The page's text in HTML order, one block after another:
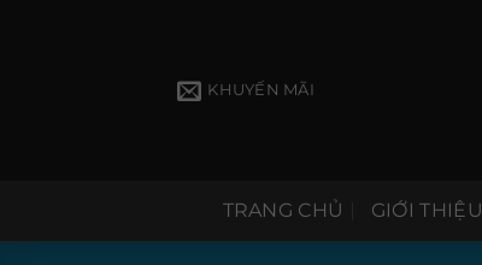
KHUYẾN MÃI
TRANG CHỦ GIỚI THIỆU